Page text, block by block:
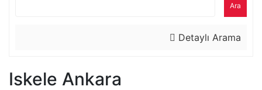
Ara
Detaylı Arama
Iskele Ankara